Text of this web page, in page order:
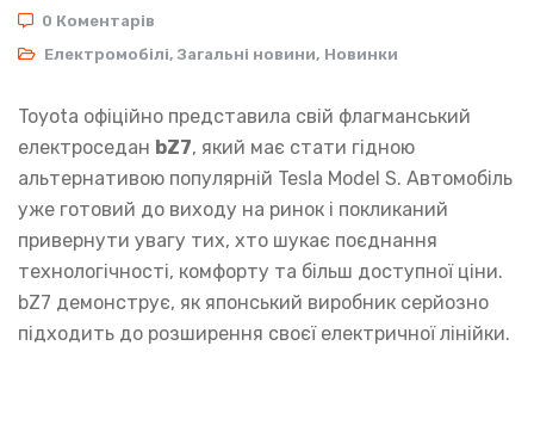
0 Коментарів
Електромобілі, Загальні новини, Новинки
Toyota офіційно представила свій флагманський
електроседан bZ7, який має стати гідною
альтернативою популярній Tesla Model S. Автомобіль
уже готовий до виходу на ринок і покликаний
привернути увагу тих, хто шукає поєднання
технологічності, комфорту та більш доступної ціни.
bZ7 демонструє, як японський виробник серйозно
підходить до розширення своєї електричної лінійки.